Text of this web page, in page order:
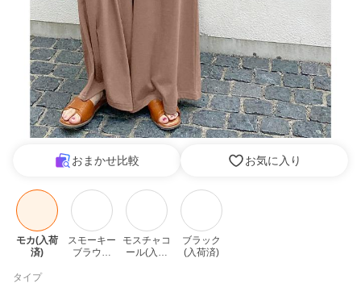
おまかせ比較 お気に入り
モカ(入荷
済)
スモーキー
ブラウン
モスチャコ
ール(入荷
ブラック
(入荷済)
タイプ